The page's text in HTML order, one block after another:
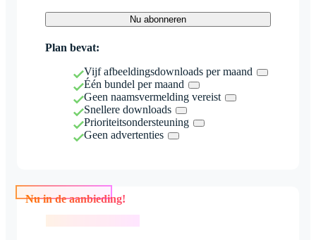
Nu abonneren
Plan bevat:
Vijf afbeeldingsdownloads per maand
Één bundel per maand
Geen naamsvermelding vereist
Snellere downloads
Prioriteitsondersteuning
Geen advertenties
Nu in de aanbieding!